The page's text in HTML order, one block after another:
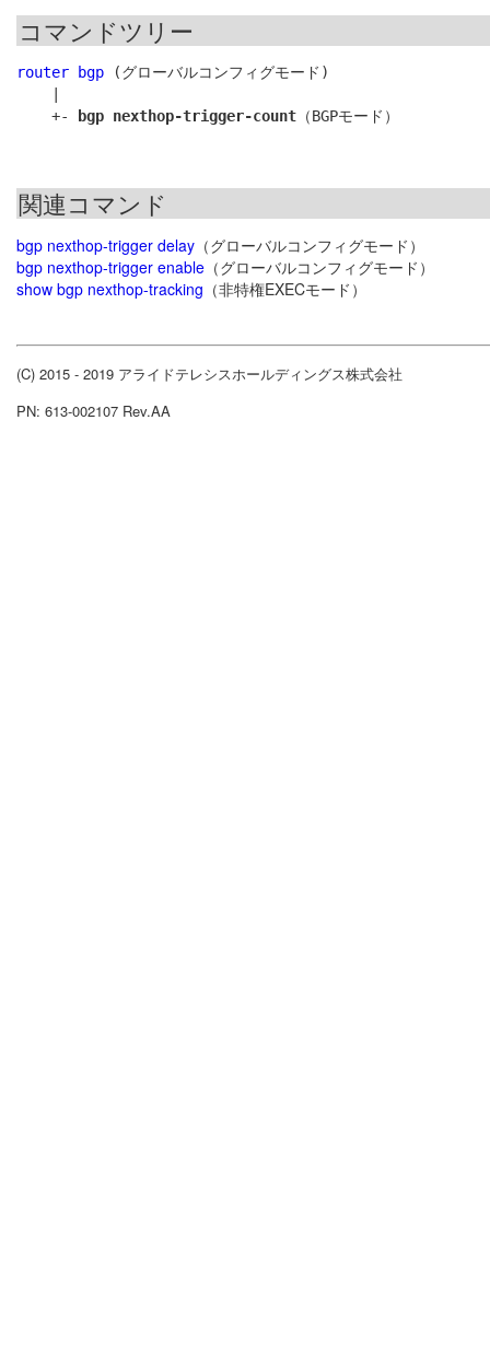
コマンドツリー
router bgp (グローバルコンフィグモード)
    +-
bgp nexthop-trigger-count
関連コマンド
bgp nexthop-trigger delay （グローバルコンフィグモード）
bgp nexthop-trigger enable （グローバルコンフィグモード）
show bgp nexthop-tracking （非特権EXECモード）
(C) 2015 - 2019 アライドテレシスホールディングス株式会社
PN: 613-002107 Rev.AA